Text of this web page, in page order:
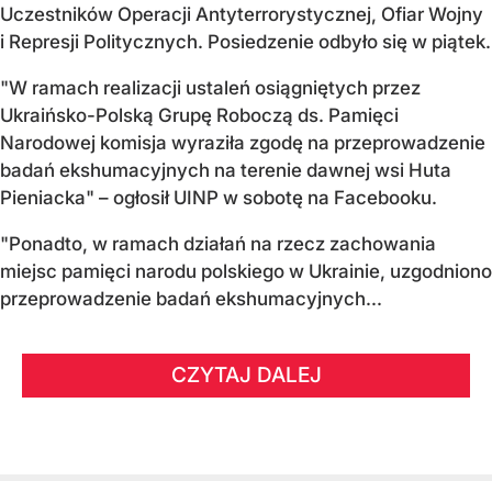
Uczestników Operacji Antyterrorystycznej, Ofiar Wojny
i Represji Politycznych. Posiedzenie odbyło się w piątek.
"W ramach realizacji ustaleń osiągniętych przez
Ukraińsko-Polską Grupę Roboczą ds. Pamięci
Narodowej komisja wyraziła zgodę na przeprowadzenie
badań ekshumacyjnych na terenie dawnej wsi Huta
Pieniacka" – ogłosił UINP w sobotę na Facebooku.
"Ponadto, w ramach działań na rzecz zachowania
miejsc pamięci narodu polskiego w Ukrainie, uzgodniono
przeprowadzenie badań ekshumacyjnych...
CZYTAJ DALEJ